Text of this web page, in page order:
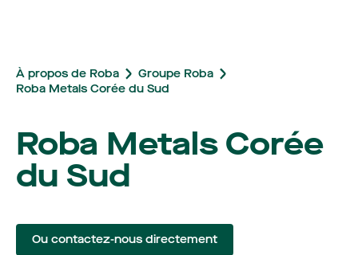
À propos de Roba
Groupe Roba
Roba Metals Corée du Sud
Roba Metals Corée
du Sud
Ou contactez-nous directement